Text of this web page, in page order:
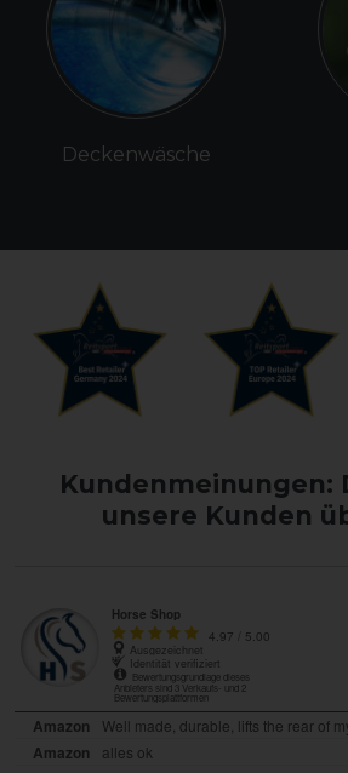
Deckenwäsche
Kundenmeinungen:
unsere Kunden